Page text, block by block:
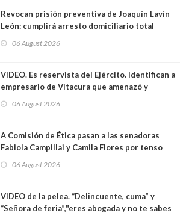
Revocan prisión preventiva de Joaquín Lavín
León: cumplirá arresto domiciliario total
06 August 2026
VIDEO. Es reservista del Ejército. Identifican a
empresario de Vitacura que amenazó y
al "ring raja". Se trata de Andrés Arrieta y la
06 August 2026
A Comisión de Ética pasan a las senadoras
Fabiola Campillai y Camila Flores por tenso
06 August 2026
VIDEO de la pelea. “Delincuente, cuma” y
“Señora de feria”,"eres abogada y no te sabes